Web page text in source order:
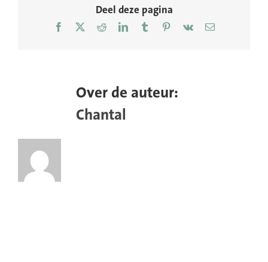
Deel deze pagina
Facebook
X RedditLinkedInTumblrPinterest
Vk
E-
Over de auteur:
Chantal